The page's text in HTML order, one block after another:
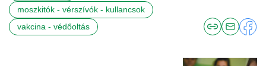
moszkitók - vérszívók - kullancsok
vakcina - védőoltás